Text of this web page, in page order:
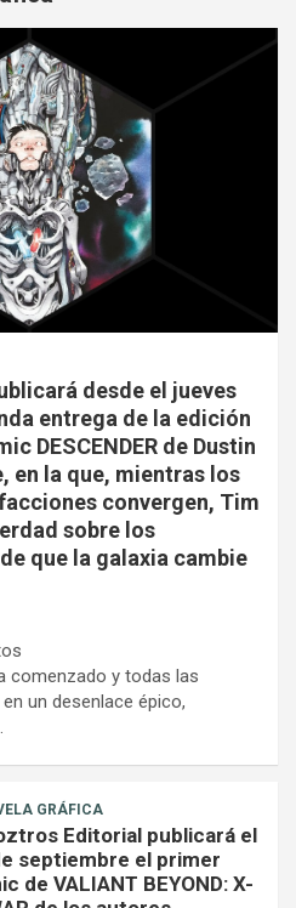
desde el jueves
entrega de la edición
DESCENDER de Dustin
en la que, mientras los
convergen, Tim
sobre los
que la galaxia cambie
comenzado y todas las
un desenlace épico,
GRÁFICA
Editorial publicará el
septiembre el primer
de VALIANT BEYOND: X-